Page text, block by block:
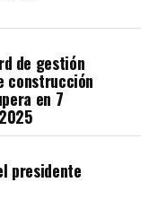
de gestión
construcción
en 7
presidente